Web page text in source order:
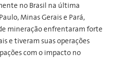
no Brasil na última
Minas Gerais e Pará,
mineração enfrentaram forte
e tiveram suas operações
com o impacto no